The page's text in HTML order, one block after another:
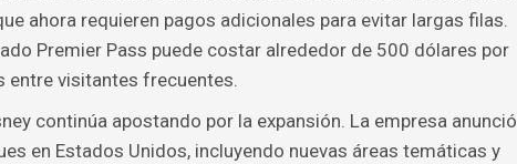
ahora requieren pagos adicionales para evitar largas filas.
Premier Pass puede costar alrededor de 500 dólares por
entre visitantes frecuentes.
continúa apostando por la expansión. La empresa anunció
en Estados Unidos, incluyendo nuevas áreas temáticas y